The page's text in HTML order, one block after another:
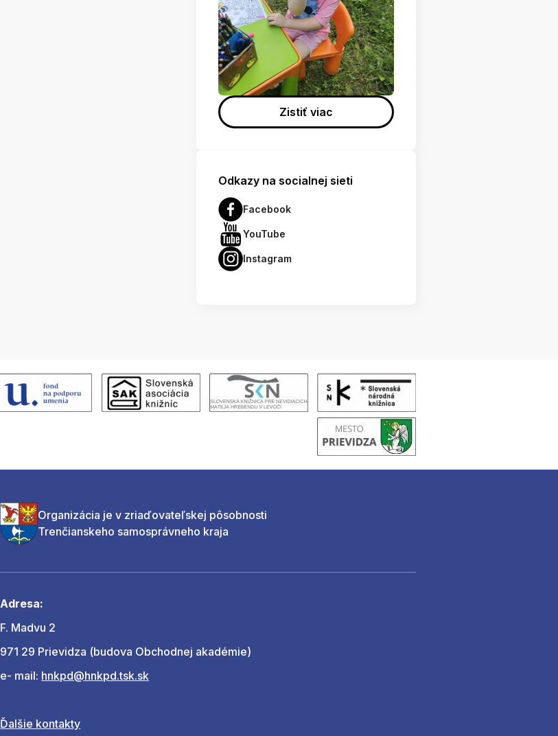
Zistiť viac
Odkazy na socialnej sieti
Facebook
YouTube
Instagram
Organizácia je v zriaďovateľskej pôsobnosti
Trenčianskeho samosprávneho kraja
Adresa:
F. Madvu 2
971 29 Prievidza (budova Obchodnej akadémie)
e- mail: hnkpd@hnkpd.tsk.sk
Ďalšie kontakty